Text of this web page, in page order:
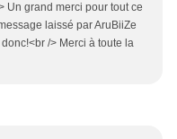
Un grand merci pour tout ce
laissé par AruBiiZe
/> Merci à toute la